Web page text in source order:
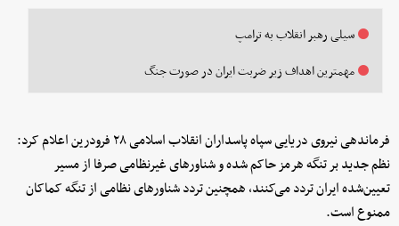
سیلی‌ رهبر انقلاب به ترامپ
مهمترین اهداف زیر ضربت ایران در صورت جنگ
فرماندهی نیروی دریایی سپاه پاسداران انقلاب اسلامی ۲۸ فرودرین اعلام کرد:
نظم جدید بر تنگه هرمز حاکم شده و شناورهای غیرنظامی صرفا از مسیر
تعیین‌شده ایران تردد می‌کنند، همچنین تردد شناورهای نظامی از تنگه کماکان
ممنوع است.